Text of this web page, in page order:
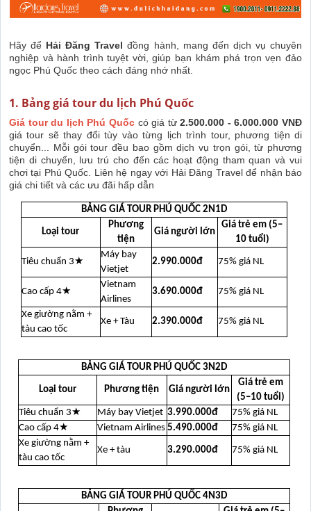
Hãy để Hải Đăng Travel đồng hành, mang đến dịch vụ chuyên
nghiệp và hành trình tuyệt vời, giúp bạn khám phá trọn vẹn đảo
ngọc Phú Quốc theo cách đáng nhớ nhất.
1. Bảng giá tour du lịch Phú Quốc
Giá tour du lịch Phú Quốccó giá từ2.500.000 - 6.000.000 VNĐ
giá tour sẽ thay đổi tùy vào từng lịch trình tour, phương tiện di
chuyển... Mỗi gói tour đều bao gồm dịch vụ trọn gói, từ phương
tiện di chuyển, lưu trú cho đến các hoạt động tham quan và vui
chơi tại Phú Quốc. Liên hệ ngay với Hải Đăng Travel để nhận báo
giá chi tiết và các ưu đãi hấp dẫn
BẢNG GIÁ TOUR PHÚ QUỐC 2N1D
Loại tour
Phương
tiện
Giá người lớn
Giá trẻ em (5–
10 tuổi)
Tiêu chuẩn 3★
Máy bay
Vietjet
2.990.000đ 75% giá NL
Cao cấp 4★
Vietnam
Airlines
3.690.000đ 75% giá NL
Xe giường nằm +
tàu cao tốc
Xe + Tàu 2.390.000đ 75% giá NL
BẢNG GIÁ TOUR PHÚ QUỐC 3N2D
Loại tour Phương tiện Giá người lớn
Giá trẻ em
(5–10 tuổi)
Tiêu chuẩn 3★
Máy bay Vietjet 3.990.000đ
75% giá NL
Cao cấp 4★
Vietnam Airlines 5.490.000đ
75% giá NL
Xe giường nằm +
tàu cao tốc
Xe + tàu 3.290.000đ 75% giá NL
BẢNG GIÁ TOUR PHÚ QUỐC 4N3D